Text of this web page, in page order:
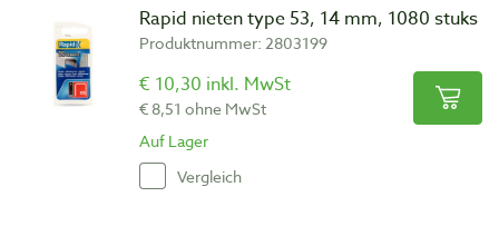
Rapid nieten type 53, 14 mm, 1080 stuks
Produktnummer: 2803199
€ 10,30 inkl. MwSt
€ 8,51 ohne MwSt
Auf Lager
Vergleich